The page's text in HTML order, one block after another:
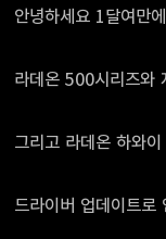
안녕하세요 1달여만
라데온 500시리즈와
그리고 라데온 하와
드라이버 업데이트로